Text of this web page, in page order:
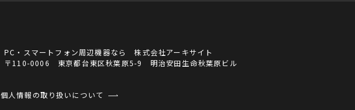
PC・スマートフォン周辺機器なら 株式会社アーキサイト
〒110-0006 東京都台東区秋葉原5-9 明治安田生命秋葉原ビル
個人情報の取り扱いについて